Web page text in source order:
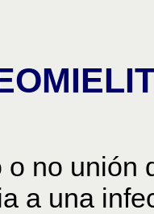
o no unión
a una